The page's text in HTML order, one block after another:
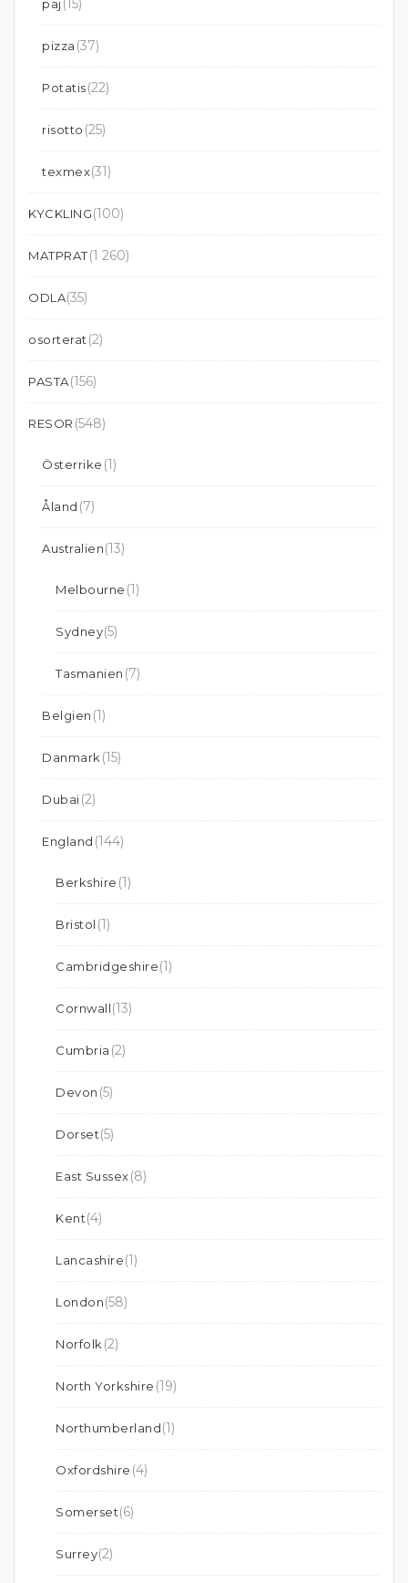
paj (15)
pizza (37)
Potatis(22)
risotto (25)
texmex(31)
KYCKLING(100)
MATPRAT(1 260)
ODLA(35)
osorterat (2)
PASTA(156)
RESOR (548)
Österrike (1)
Åland (7)
Australien(13)
Melbourne (1)
Sydney(5)
Tasmanien (7)
Belgien (1)
Danmark (15)
Dubai(2)
England (144)
Berkshire (1)
Bristol (1)
Cambridgeshire(1)
Cornwall(13)
Cumbria (2)
Devon (5)
Dorset(5)
East Sussex(8)
Kent(4)
Lancashire(1)
London(58)
Norfolk (2)
North Yorkshire (19)
Northumberland(1)
Oxfordshire (4)
Somerset(6)
Surrey(2)